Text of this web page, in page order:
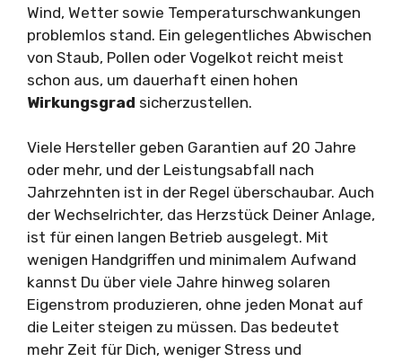
Wind, Wetter sowie Temperaturschwankungen
problemlos stand. Ein gelegentliches Abwischen
von Staub, Pollen oder Vogelkot reicht meist
schon aus, um dauerhaft einen hohen
Wirkungsgrad sicherzustellen.
Viele Hersteller geben Garantien auf 20 Jahre
oder mehr, und der Leistungsabfall nach
Jahrzehnten ist in der Regel überschaubar. Auch
der Wechselrichter, das Herzstück Deiner Anlage,
ist für einen langen Betrieb ausgelegt. Mit
wenigen Handgriffen und minimalem Aufwand
kannst Du über viele Jahre hinweg solaren
Eigenstrom produzieren, ohne jeden Monat auf
die Leiter steigen zu müssen. Das bedeutet
mehr Zeit für Dich, weniger Stress und